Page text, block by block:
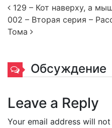
Post
129 – Кот наверху, а
002 – Вторая серия –
Тома
Обсуждение
Leave a Reply
Your email address will